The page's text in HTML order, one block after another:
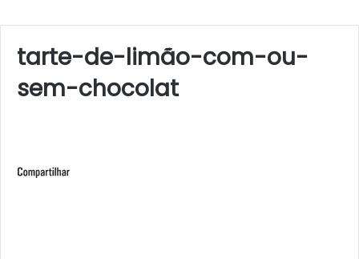
tarte-de-limão-com-ou-
sem-chocolat